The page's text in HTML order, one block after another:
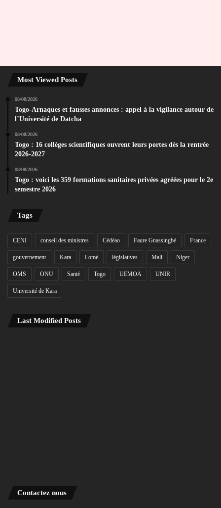
Most Viewed Posts
08/08/2026
Togo-Arnaques et fausses annonces : appel à la vigilance autour de
l’Université de Datcha
08/08/2026
Togo : 16 collèges scientifiques ouvrent leurs portes dès la rentrée
2026-2027
08/08/2026
Togo : voici les 359 formations sanitaires privées agréées pour le 2e
semestre 2026
Tags
CENI conseil des ministres Cédéao Faure Gnassingbé France
gouvernement Kara Lomé législatives Mali Niger
OMS ONU Santé Togo UEMOA UNIR
Université de Kara
Last Modified Posts
Contactez nous